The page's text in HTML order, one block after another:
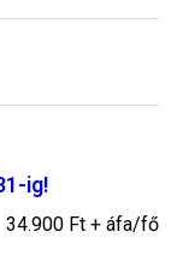
ig!
34.900 Ft + áfa/fő